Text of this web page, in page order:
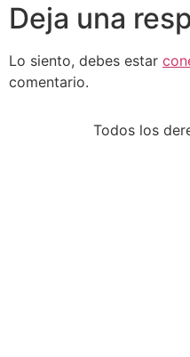
Deja una
Lo siento, debes estar
comentario.
Todos los